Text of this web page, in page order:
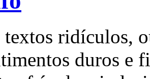
textos ridículos,
duros e